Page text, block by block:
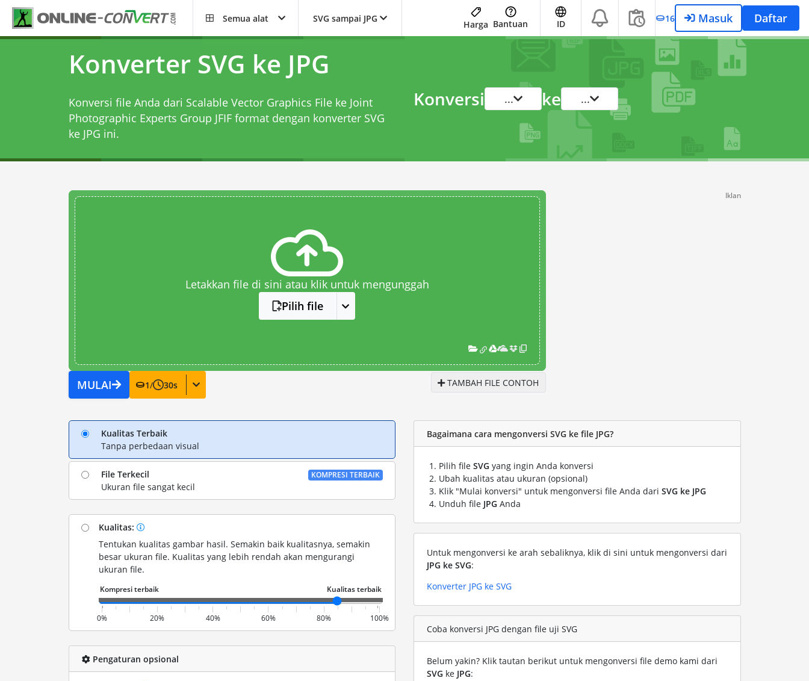
Semua alat SVG sampai JPG
Harga Bantuan ID 16 Masuk Daftar
Konverter SVG ke JPG
Konversi file Anda dari Scalable Vector Graphics File ke Joint
Photographic Experts Group JFIF format dengan konverter SVG
ke JPG ini.
Konversi ... ke ...
Letakkan file di sini atau klik untuk mengunggah
Pilih file
MULAI 1/ 30s TAMBAH FILE CONTOH
Iklan
Kualitas Terbaik
Tanpa perbedaan visual
File Terkecil
Ukuran file sangat kecil
KOMPRESI TERBAIK
Kualitas:
Tentukan kualitas gambar hasil. Semakin baik kualitasnya, semakin
besar ukuran file. Kualitas yang lebih rendah akan mengurangi
ukuran file.
0% 20% 40% 60% 80% 100%
Pengaturan opsional
Bagaimana cara mengonversi SVG ke file JPG?
Pilih file SVG yang ingin Anda konversi
Ubah kualitas atau ukuran (opsional)
Klik "Mulai konversi" untuk mengonversi file Anda dari SVG ke JPG
Unduh file JPG Anda
Untuk mengonversi ke arah sebaliknya, klik di sini untuk mengonversi dari
JPG ke SVG:
Konverter JPG ke SVG
Coba konversi JPG dengan file uji SVG
Belum yakin? Klik tautan berikut untuk mengonversi file demo kami dari
SVG ke JPG: